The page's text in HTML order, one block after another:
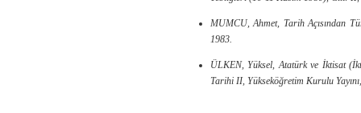
MUMCU, Ahmet, Tarih Açısından
1983.
ÜLKEN, Yüksel, Atatürk ve İktisat
Tarihi II, Yükseköğretim Kurulu